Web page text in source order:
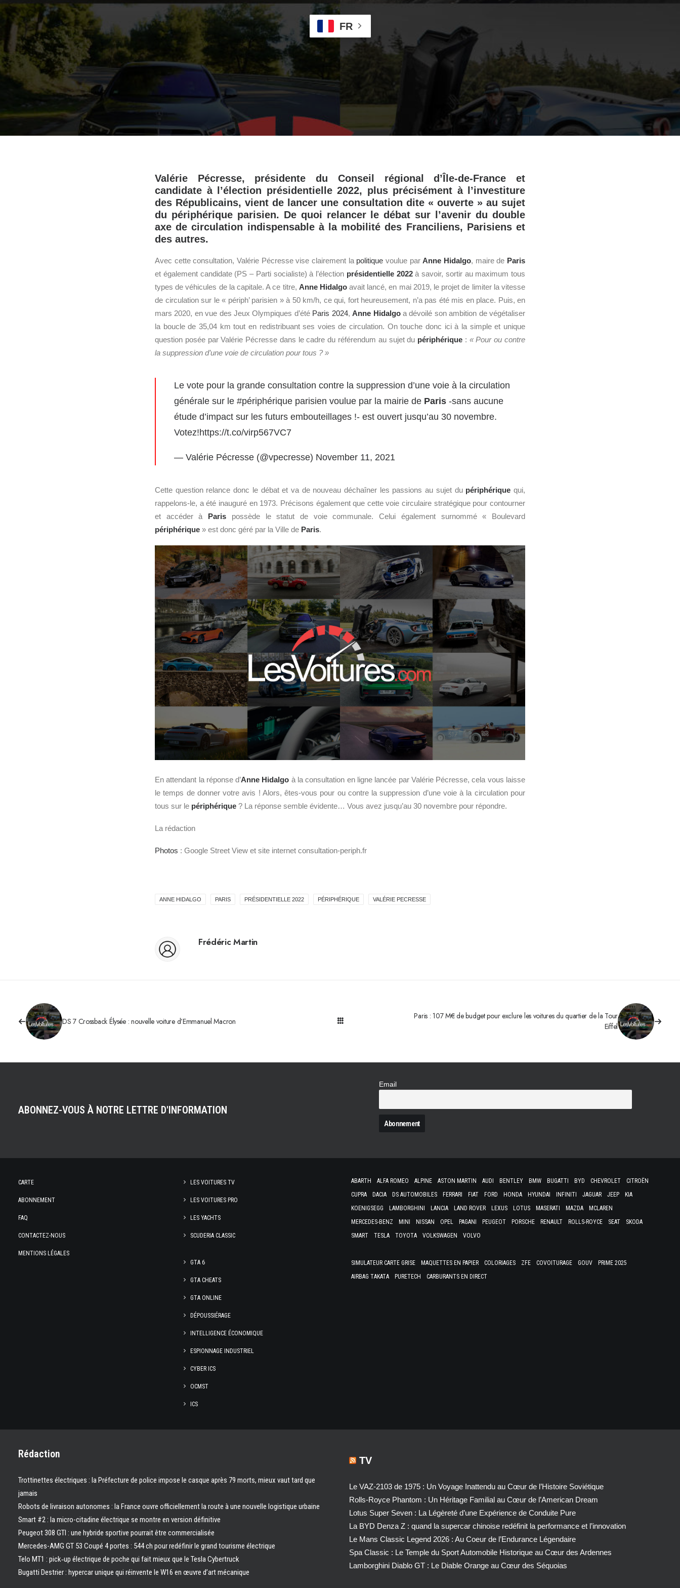
FR
Valérie Pécresse, présidente du Conseil régional d’Île-de-France et
candidate à l’élection présidentielle 2022, plus précisément à l’investiture
des Républicains, vient de lancer une consultation dite « ouverte » au sujet
du périphérique parisien. De quoi relancer le débat sur l’avenir du double
axe de circulation indispensable à la mobilité des Franciliens, Parisiens et
des autres.
Avec cette consultation, Valérie Pécresse vise clairement la politique voulue parAnne Hidalgo, maire de Paris
et également candidate (PS – Parti socialiste) à l’élection présidentielle 2022à savoir, sortir au maximum tous
types de véhicules de la capitale. A ce titre, Anne Hidalgoavait lancé, en mai 2019, le projet de limiter la vitesse
de circulation sur le « périph’ parisien » à 50 km/h, ce qui, fort heureusement, n’a pas été mis en place. Puis, en
mars 2020, en vue des Jeux Olympiques d’été Paris 2024,Anne Hidalgoa dévoilé son ambition de végétaliser
la boucle de 35,04 km tout en redistribuant ses voies de circulation. On touche donc ici à la simple et unique
question posée par Valérie Pécresse dans le cadre du référendum au sujet du périphérique : « Pour ou contre
la suppression d’une voie de circulation pour tous ? »
Le vote pour la grande consultation contre la suppression d’une voie à la circulation
générale sur le #périphérique parisien voulue par la mairie de Paris -sans aucune
étude d’impact sur les futurs embouteillages !- est ouvert jusqu’au 30 novembre.
Votez!https://t.co/virp567VC7
— Valérie Pécresse (@vpecresse) November 11, 2021
Cette question relance donc le débat et va de nouveau déchaîner les passions au sujet du périphérique qui,
rappelons-le, a été inauguré en 1973. Précisons également que cette voie circulaire stratégique pour contourner
et accéder à Paris possède le statut de voie communale. Celui également surnommé « Boulevard
périphérique » est donc géré par la Ville de Paris.
En attendant la réponse d’Anne Hidalgo à la consultation en ligne lancée par Valérie Pécresse, cela vous laisse
le temps de donner votre avis ! Alors, êtes-vous pour ou contre la suppression d’une voie à la circulation pour
tous sur le périphérique ? La réponse semble évidente… Vous avez jusqu’au 30 novembre pour répondre.
La rédaction
Photos : Google Street View et site internet consultation-periph.fr
ANNE HIDALGO PARIS PRÉSIDENTIELLE 2022 PÉRIPHÉRIQUE VALÉRIE PECRESSE
Frédéric Martin
DS 7 Crossback Élysée : nouvelle voiture d’Emmanuel Macron
Paris : 107 M€ de budget pour exclure les voitures du quartier de la Tour
Eiffel
ABONNEZ-VOUS À NOTRE LETTRE D'INFORMATION
Email
CARTE
ABONNEMENT
FAQ
CONTACTEZ-NOUS
MENTIONS LÉGALES
LES VOITURES TV
LES VOITURES PRO
LES YACHTS
SCUDERIA CLASSIC
GTA 6
GTA CHEATS
GTA ONLINE
DÉPOUSSIÉRAGE
INTELLIGENCE ÉCONOMIQUE
ESPIONNAGE INDUSTRIEL
CYBER ICS
OCMST
ICS
ABARTH ALFA ROMEO ALPINE ASTON MARTIN AUDI BENTLEY BMW BUGATTI BYD CHEVROLET
CITROËN
CUPRA
DACIA DS AUTOMOBILES FERRARI FIAT FORD HONDA HYUNDAI INFINITI JAGUAR JEEP
KIA
KOENIGSEGG
LAMBORGHINI LANCIA LAND ROVER LEXUS LOTUS MASERATI MAZDA
MCLAREN
MERCEDES-BENZ
MINI NISSAN OPEL PAGANI PEUGEOT PORSCHE RENAULT ROLLS-ROYCE SEAT
SKODA
SMART
TESLA TOYOTA VOLKSWAGEN VOLVO
SIMULATEUR CARTE GRISE MAQUETTES EN PAPIER COLORIAGES ZFE COVOITURAGE GOUV
PRIME 2025
AIRBAG TAKATA
PURETECH CARBURANTS EN DIRECT
Rédaction
Trottinettes électriques : la Préfecture de police impose le casque après 79 morts, mieux vaut tard que
jamais
Robots de livraison autonomes : la France ouvre officiellement la route à une nouvelle logistique urbaine
Smart #2 : la micro-citadine électrique se montre en version définitive
Peugeot 308 GTI : une hybride sportive pourrait être commercialisée
Mercedes-AMG GT 53 Coupé 4 portes : 544 ch pour redéfinir le grand tourisme électrique
Telo MT1 : pick‑up électrique de poche qui fait mieux que le Tesla Cybertruck
Bugatti Destrier : hypercar unique qui réinvente le W16 en œuvre d’art mécanique
TV
Le VAZ-2103 de 1975 : Un Voyage Inattendu au Cœur de l’Histoire Soviétique
Rolls-Royce Phantom : Un Héritage Familial au Cœur de l’American Dream
Lotus Super Seven : La Légèreté d’une Expérience de Conduite Pure
La BYD Denza Z : quand la supercar chinoise redéfinit la performance et l’innovation
Le Mans Classic Legend 2026 : Au Coeur de l’Endurance Légendaire
Spa Classic : Le Temple du Sport Automobile Historique au Cœur des Ardennes
Lamborghini Diablo GT : Le Diable Orange au Cœur des Séquoias